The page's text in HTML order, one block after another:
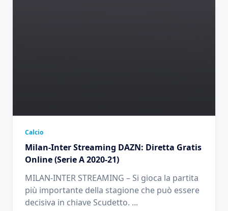
Calcio
Milan-Inter Streaming DAZN: Diretta Gratis
Online (Serie A 2020-21)
MILAN-INTER STREAMING – Si gioca la partita
più importante della stagione che può essere
decisiva in chiave Scudetto. ...